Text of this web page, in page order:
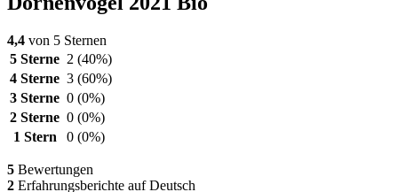
4,4 von 5 Sternen
5 Sterne 2 (40%)
4 Sterne 3 (60%)
3 Sterne 0 (0%)
2 Sterne 0 (0%)
1 Stern
0 (0%)
5 Bewertungen
2 Erfahrungsberichte auf Deutsch